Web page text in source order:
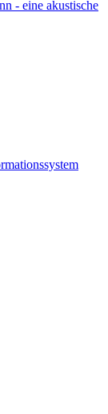
- eine akustische